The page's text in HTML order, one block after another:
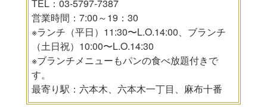
TEL：03-5797-7387
営業時間：7:00～19：30
※ランチ（平日）11:30〜L.O.14:00、ブランチ
（土日祝）10:00〜L.O.14:30
※ブランチメニューもパンの食べ放題付きで
す。
最寄り駅：六本木、六本木一丁目、麻布十番